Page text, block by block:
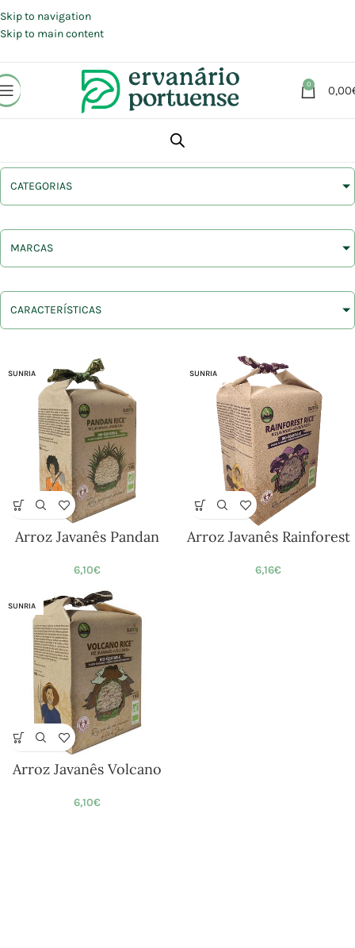
Skip to navigation
Skip to main content
0 0,00
CATEGORIAS
MARCAS
CARACTERÍSTICAS
SUNRIA
Arroz Javanês Pandan
6,10€
SUNRIA
Arroz Javanês Rainforest
6,16€
SUNRIA
Arroz Javanês Volcano
6,10€